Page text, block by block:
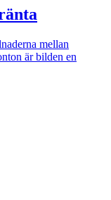
mellan
är bilden en